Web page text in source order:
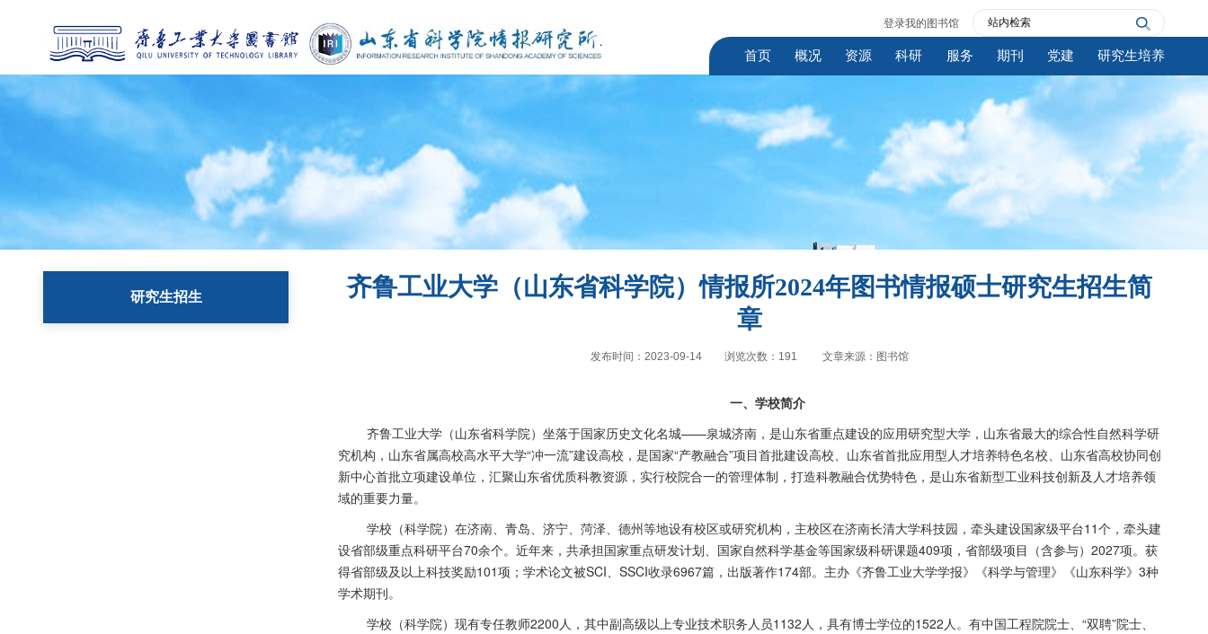
登录我的图书馆
首页 概况 资源 科研 服务 期刊 党建 研究生培养
研究生招生
齐鲁工业大学（山东省科学院）情报所2024年图书情报硕士研究生招生简
章
发布时间：2023-09-14 浏览次数： 191 文章来源：图书馆
一、学校简介
齐鲁工业大学（山东省科学院）坐落于国家历史文化名城——泉城济南，是山东省重点建设的应用研究型大学，山东省最大的综合性自然科学研
究机构，山东省属高校高水平大学“冲一流”建设高校，是国家“产教融合”项目首批建设高校、山东省首批应用型人才培养特色名校、山东省高校协同创
新中心首批立项建设单位，汇聚山东省优质科教资源，实行校院合一的管理体制，打造科教融合优势特色，是山东省新型工业科技创新及人才培养领
域的重要力量。
学校（科学院）在济南、青岛、济宁、菏泽、德州等地设有校区或研究机构，主校区在济南长清大学科技园，牵头建设国家级平台11个，牵头建
设省部级重点科研平台70余个。近年来，共承担国家重点研发计划、国家自然科学基金等国家级科研课题409项，省部级项目（含参与） 2027项。获
得省部级及以上科技奖励101项；学术论文被SCI、 SSCI收录6967篇，出版著作174部。主办《齐鲁工业大学学报》《科学与管理》《山东科学》 3种
学术期刊。
学校（科学院）现有专任教师2200人，其中副高级以上专业技术职务人员1132人，具有博士学位的1522人。有中国工程院院士、 “双聘”院士、